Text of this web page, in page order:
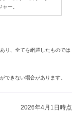
ー。
り、全てを網羅したものでは
できない場合があります。
2026年4月1日時点